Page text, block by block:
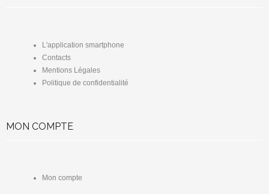
L'application smartphone
Contacts
Mentions Légales
Politique de confidentialité
MON COMPTE
Mon compte